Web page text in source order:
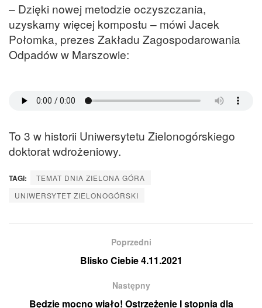
– Dzięki nowej metodzie oczyszczania,
uzyskamy więcej kompostu – mówi Jacek
Połomka, prezes Zakładu Zagospodarowania
Odpadów w Marszowie:
To 3 w historii Uniwersytetu Zielonogórskiego
doktorat wdrożeniowy.
TAGI:
TEMAT DNIA ZIELONA GÓRA
UNIWERSYTET ZIELONOGÓRSKI
Poprzedni
Blisko Ciebie 4.11.2021
Następny
Będzie mocno wiało! Ostrzeżenie I stopnia dla